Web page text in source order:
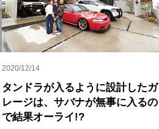
2020/12/14
タンドラが入るように設計したガ
レージは、サバナが無事に入るの
で結果オーライ!?